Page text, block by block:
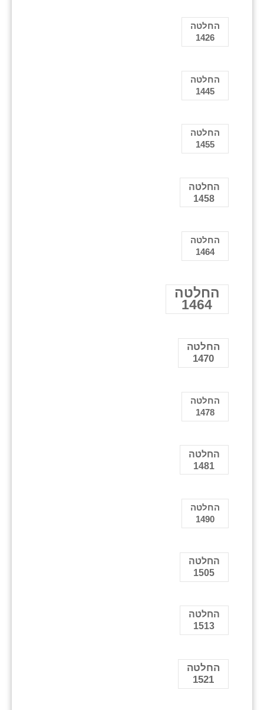
החלטה
1426
החלטה
1445
החלטה
1455
החלטה
1458
החלטה
1464
החלטה
1464
החלטה
1470
החלטה
1478
החלטה
1481
החלטה
1490
החלטה
1505
החלטה
1513
החלטה
1521